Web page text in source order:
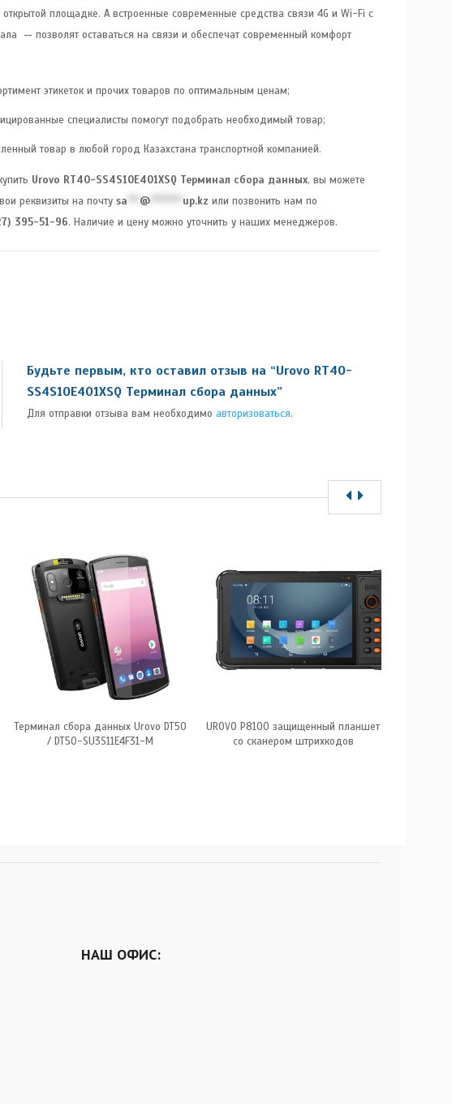
площадке. А встроенные современные средства связи 4G и Wi-Fi с
— позволят оставаться на связи и обеспечат современный комфорт
этикеток и прочих товаров по оптимальным ценам;
специалисты помогут подобрать необходимый товар;
товар в любой город Казахстана транспортной компанией.
Urovo RT40-SS4S10E401XSQ Терминал сбора данных, вы можете
реквизиты на почтуsa @ ******** up.kz или позвонить нам по
395-51-96. Наличие и цену можно уточнить у наших менеджеров.
Будьте первым, кто оставил отзыв на “Urovo RT40-
SS4S10E401XSQ Терминал сбора данных”
Для отправки отзыва вам необходимо авторизоваться.
Терминал сбора данных Urovo DT50
/ DT50-SU3S11E4F31-M
UROVO P8100 защищенный планшет
со сканером штрихкодов
НАШ ОФИС: